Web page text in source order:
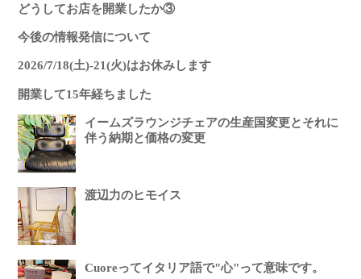
どうしてお店を開業したか③
今後の情報発信について
2026/7/18(土)-21(火)はお休みします
開業して15年経ちました
イームズラウンジチェアの生産国変更とそれに
伴う納期と価格の変更
渡辺力のヒモイス
Cuoreってイタリア語で"心"って意味です。